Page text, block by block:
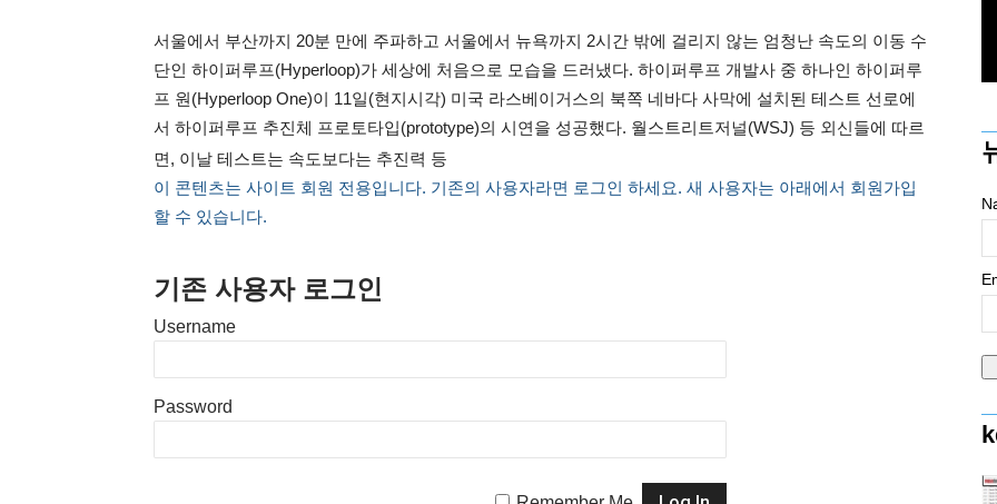
서울에서 부산까지 20분 만에 주파하고 서울에서 뉴욕까지 2시간 밖에 걸리지 않는 엄청난 속도의 이동 수
단인 하이퍼루프(Hyperloop)가 세상에 처음으로 모습을 드러냈다. 하이퍼루프 개발사 중 하나인 하이퍼루
프 원(Hyperloop One)이 11일(현지시각) 미국 라스베이거스의 북쪽 네바다 사막에 설치된 테스트 선로에
서 하이퍼루프 추진체 프로토타입(prototype)의 시연을 성공했다. 월스트리트저널(WSJ) 등 외신들에 따르
면, 이날 테스트는 속도보다는 추진력 등
이 콘텐츠는 사이트 회원 전용입니다. 기존의 사용자라면 로그인 하세요. 새 사용자는 아래에서 회원가입
할 수 있습니다.
기존 사용자 로그인
Username
Password